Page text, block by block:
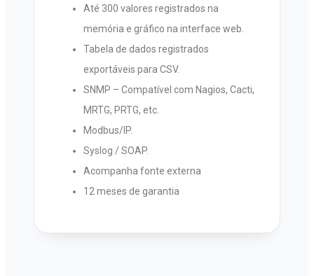
Até 300 valores registrados na
memória e gráfico na interface web.
Tabela de dados registrados
exportáveis para CSV.
SNMP – Compatível com Nagios, Cacti,
MRTG, PRTG, etc.
Modbus/IP.
Syslog / SOAP.
Acompanha fonte externa
12 meses de garantia